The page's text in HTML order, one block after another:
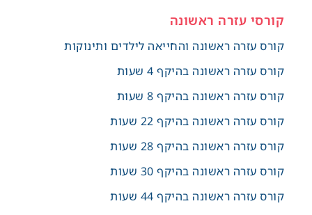
קורסי עזרה ראשונה
קורס עזרה ראשונה והחייאה לילדים ותינוקות
קורס עזרה ראשונה בהיקף 4 שעות
קורס עזרה ראשונה בהיקף 8 שעות
קורס עזרה ראשונה בהיקף 22 שעות
קורס עזרה ראשונה בהיקף 28 שעות
קורס עזרה ראשונה בהיקף 30 שעות
קורס עזרה ראשונה בהיקף 44 שעות